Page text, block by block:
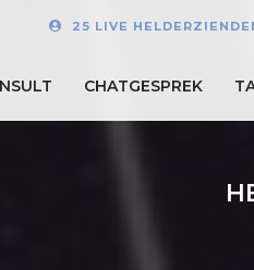
25 LIVE
CHATGESPREK